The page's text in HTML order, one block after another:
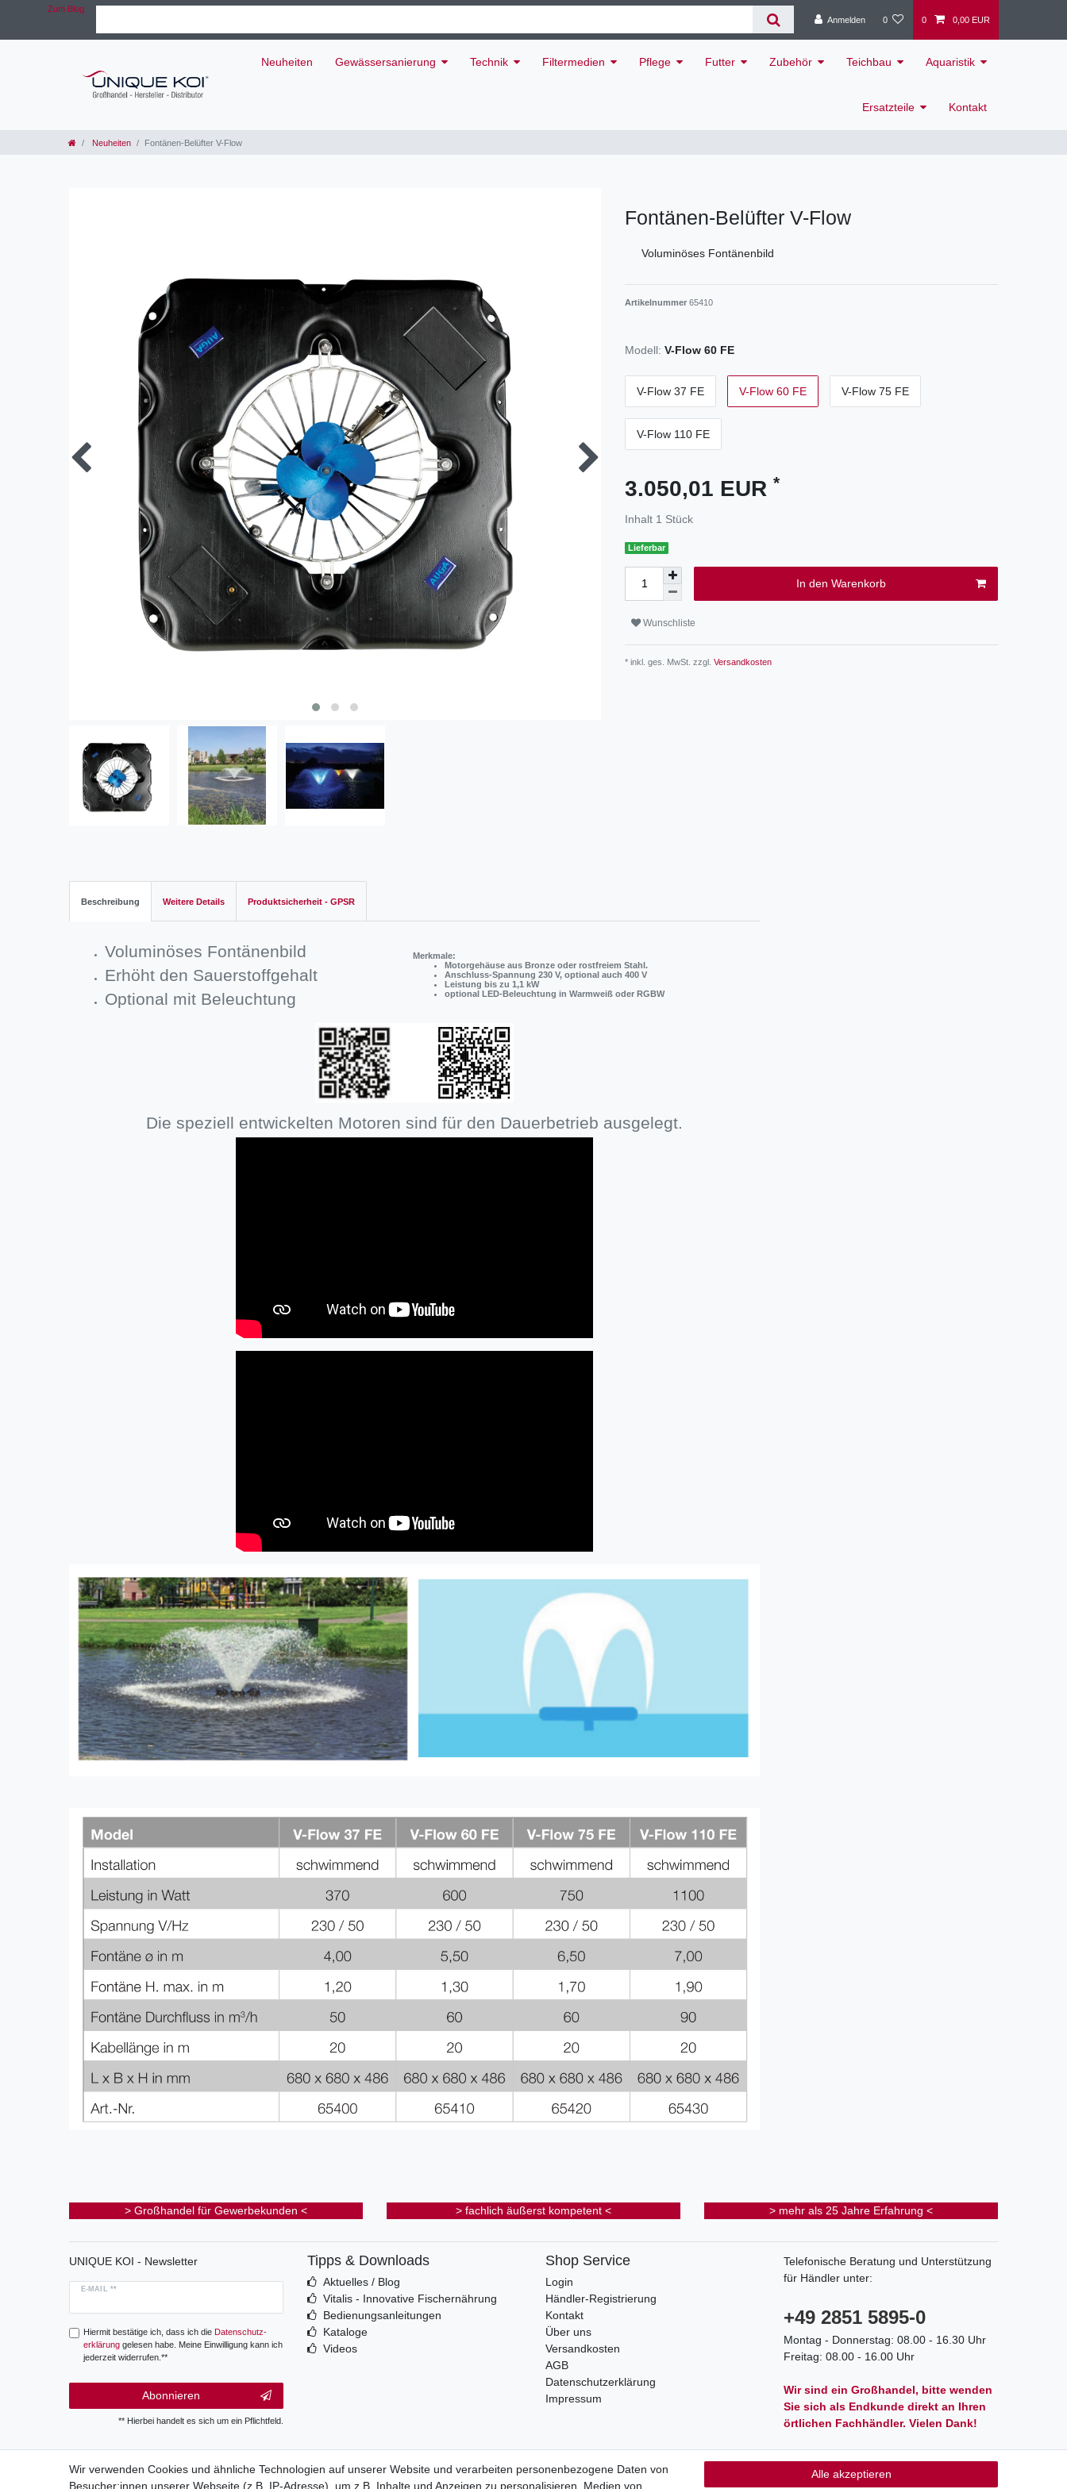
Zum Blog
Anmelden
0 0 0,00 EUR
Neuheiten Gewässersanierung Technik Filtermedien Pflege Futter Zubehör Teichbau Aquaristik
Ersatzteile Kontakt
Neuheiten Fontänen-Belüfter V-Flow
Fontänen-Belüfter V-Flow
Voluminöses Fontänenbild
Artikelnummer 65410
Modell: V-Flow 60 FE
V-Flow 37 FE V-Flow 60 FE V-Flow 75 FE
V-Flow 110 FE
3.050,01 EUR *
Inhalt 1 Stück
Lieferbar
In den Warenkorb
Wunschliste
* inkl. ges. MwSt. zzgl. Versandkosten
Beschreibung Weitere Details Produktsicherheit - GPSR
Voluminöses Fontänenbild
Erhöht den Sauerstoffgehalt
Optional mit Beleuchtung
Merkmale:
Motorgehäuse aus Bronze oder rostfreiem Stahl.
Anschluss-Spannung 230 V, optional auch 400 V
Leistung bis zu 1,1 kW
optional LED-Beleuchtung in Warmweiß oder RGBW
Die speziell entwickelten Motoren sind für den Dauerbetrieb ausgelegt.
> Großhandel für Gewerbekunden < > fachlich äußerst kompetent < > mehr als 25 Jahre Erfahrung <
UNIQUE KOI - Newsletter
E-MAIL **
Hiermit bestätige ich, dass ich die Daten­schutz­
erklärunggelesen habe. Meine Einwilligung kann ich
jederzeit widerrufen.**
Abonnieren
** Hierbei handelt es sich um ein Pflichtfeld.
Tipps & Downloads
Aktuelles / Blog
Vitalis - Innovative Fischernährung
Bedienungsanleitungen
Kataloge
Videos
Shop Service
Login
Händler-Registrierung
Kontakt
Über uns
Versandkosten
AGB
Datenschutzerklärung
Impressum
Telefonische Beratung und Unterstützung
für Händler unter:
+49 2851 5895-0
Montag - Donnerstag: 08.00 - 16.30 Uhr
Freitag: 08.00 - 16.00 Uhr
Wir sind ein Großhandel, bitte wenden
Sie sich als Endkunde direkt an Ihren
örtlichen Fachhändler. Vielen Dank!
Wir verwenden Cookies und ähnliche Technologien auf unserer Website und verarbeiten personenbezogene Daten von
Besucher:innen unserer Webseite (z.B. IP-Adresse), um z.B. Inhalte und Anzeigen zu personalisieren, Medien von
Alle akzeptieren